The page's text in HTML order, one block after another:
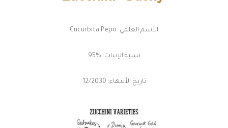
الأسم العلمي: Cucurbita Pepo
نسبة الإنبات: %95
تاريخ الأنتهاء: 12/2030